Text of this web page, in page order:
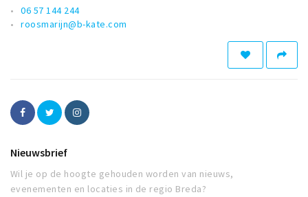
06 57 144 244
roosmarijn@b-kate.com
Nieuwsbrief
Wil je op de hoogte gehouden worden van nieuws,
evenementen en locaties in de regio Breda?